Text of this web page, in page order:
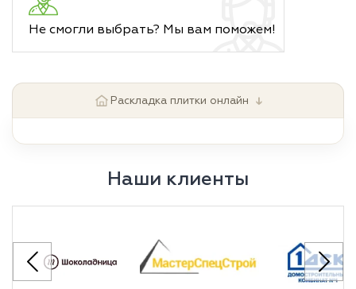
Не смогли выбрать? Мы вам поможем!
Раскладка плитки онлайн ↓
Наши клиенты